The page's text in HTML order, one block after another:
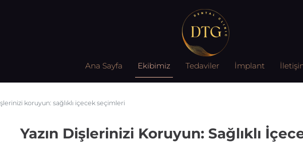
Ana Sayfa Ekibimiz Tedaviler İmplant
koruyun: sağlıklı i̇çecek seçimleri
Yazın Dişlerinizi Koruyun: Sağlıklı